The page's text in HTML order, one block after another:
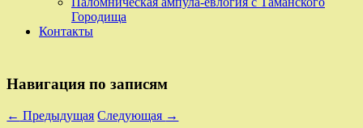
Городища
Контакты
Навигация по записям
← Предыдущая Следующая →